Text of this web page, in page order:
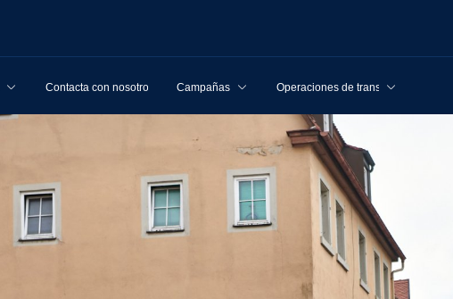
Contacta con nosotros Campañas Operaciones de transporte